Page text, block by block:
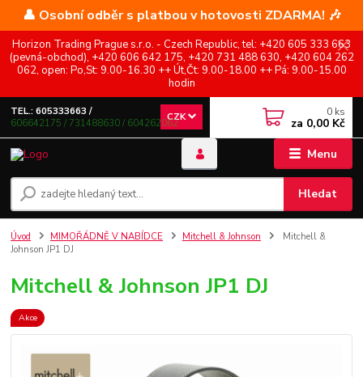
👤 Osobní odběr s platbou v hotovosti ZDARMA! 🎶
Horizon Trading Prague s.r.o. - Czech Republic, tel: +420 605 333 663
(pevná-obchod), +420 606 642 175, +420 731 488 630, +420 604 262
062, open: Po,St: 9.00-16.30 ++ Út,Čt: 9.00-18.00 ++ Pá: 9.00-15.00
hodin
Menu
CZK
Hledat
TEL.: 605333663 /
606642175 / 731488630 / 604262062
0 ks
za 0,00 Kč
Úvod MIMOŘÁDNĚ V NABÍDCE Mitchell & Johnson
Mitchell &
Johnson JP1 DJ
Mitchell & Johnson JP1 DJ
Akce